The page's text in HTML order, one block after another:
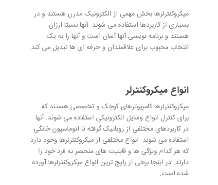
میکروکنترلرها بخش مهمی از الکترونیک مدرن هستند و در
بسیاری از کاربردها استفاده می شوند. آنها نسبتا ارزان
هستند و برنامه نویسی آنها آسان است و آنها را به یک
انتخاب محبوب برای علاقمندان و حرفه ای ها تبدیل می کند.
انواع میکروکنترلر
میکروکنترلرها کامپیوترهای کوچک و تخصصی هستند که
برای کنترل انواع وسایل الکترونیکی استفاده می شوند. آنها
در کاربردهای مختلفی از روباتیک گرفته تا اتوماسیون خانگی
استفاده می شوند. انواع مختلفی از میکروکنترلرها وجود دارد
که هر کدام ویژگی ها و قابلیت های منحصر به فرد خود را
دارند. در اینجا برخی از رایج ترین انواع میکروکنترلرها آورده
شده است: